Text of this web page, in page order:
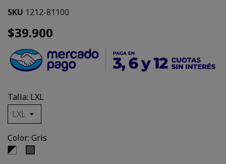
SKU 1212-81100
$39.900
Talla: LXL
Color: Gris
Negro,